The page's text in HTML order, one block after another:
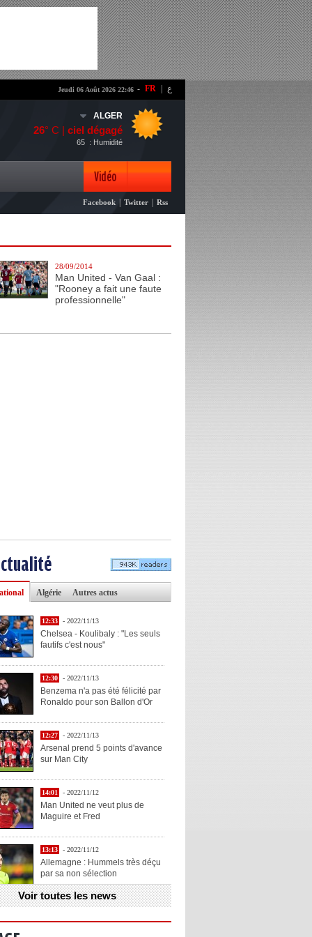
- FR ع Jeudi 06 Août 2026 22:46
ALGER
26° C | ciel dégagé
: Humidité
65
Vidéo
Photo
Facebook Twitter Rss
28/09/2014
Man United - Van Gaal :
"Rooney a fait une faute
professionnelle"
Algérie Autres actus
12:33 - 2022/11/13
Chelsea - Koulibaly : "Les seuls
fautifs c'est nous"
12:30 - 2022/11/13
Benzema n'a pas été félicité par
Ronaldo pour son Ballon d'Or
12:27 - 2022/11/13
Arsenal prend 5 points d'avance
sur Man City
14:01 - 2022/11/12
Man United ne veut plus de
Maguire et Fred
13:13 - 2022/11/12
Allemagne : Hummels très déçu
par sa non sélection
13:11 - 2022/11/12
Henry explique la chose qu'il
Voir toutes les news